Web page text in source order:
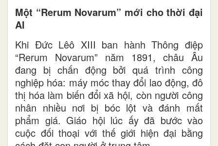
Một “Rerum Novarum” mới cho thời đại
AI
Khi Đức Lêô XIII ban hành Thông điệp
“Rerum Novarum” năm 1891, châu Âu
đang bị chấn động bởi quá trình công
nghiệp hóa: máy móc thay đổi lao động, đô
thị hóa làm biến đổi xã hội, còn người công
nhân nhiều nơi bị bóc lột và đánh mất
phẩm giá. Giáo hội lúc ấy đã bước vào
cuộc đối thoại với thế giới hiện đại bằng